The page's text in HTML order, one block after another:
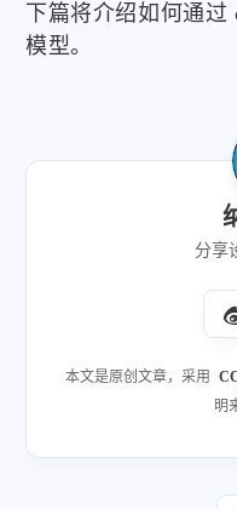
下篇将介绍如何通
模型。
分享
本文是原创文章，采用
明